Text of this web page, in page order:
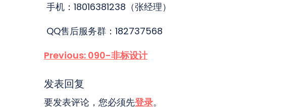
手机：18016381238（张经理）
QQ售后服务群：182737568
文
章
Previous: 090-非标设计
发表回复
要发表评论，您必须先登录。